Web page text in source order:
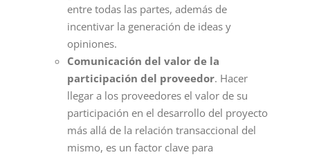
entre todas las partes, además de
incentivar la generación de ideas y
opiniones.
Comunicación del valor de la
participación del proveedor. Hacer
llegar a los proveedores el valor de su
participación en el desarrollo del proyecto
más allá de la relación transaccional del
mismo, es un factor clave para